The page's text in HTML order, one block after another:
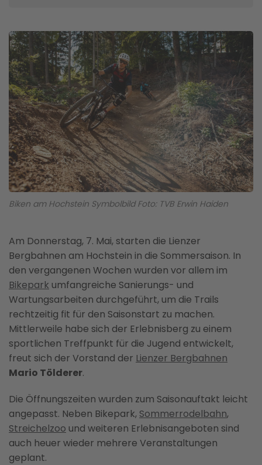
Biken am Hochstein Symbolbild Foto: TVB Erwin Haiden
Am Donnerstag, 7. Mai, starten die Lienzer
Bergbahnen am Hochstein in die Sommersaison. In
den vergangenen Wochen wurden vor allem im
Bikepark umfangreiche Sanierungs- und
Wartungsarbeiten durchgeführt, um die Trails
rechtzeitig fit für den Saisonstart zu machen.
Mittlerweile habe sich der Erlebnisberg zu einem
sportlichen Treffpunkt für die Jugend entwickelt,
freut sich der Vorstand der Lienzer Bergbahnen
Mario Tölderer.
Die Öffnungszeiten wurden zum Saisonauftakt leicht
angepasst. Neben Bikepark, Sommerrodelbahn,
Streichelzoo und weiteren Erlebnisangeboten sind
auch heuer wieder mehrere Veranstaltungen
geplant.